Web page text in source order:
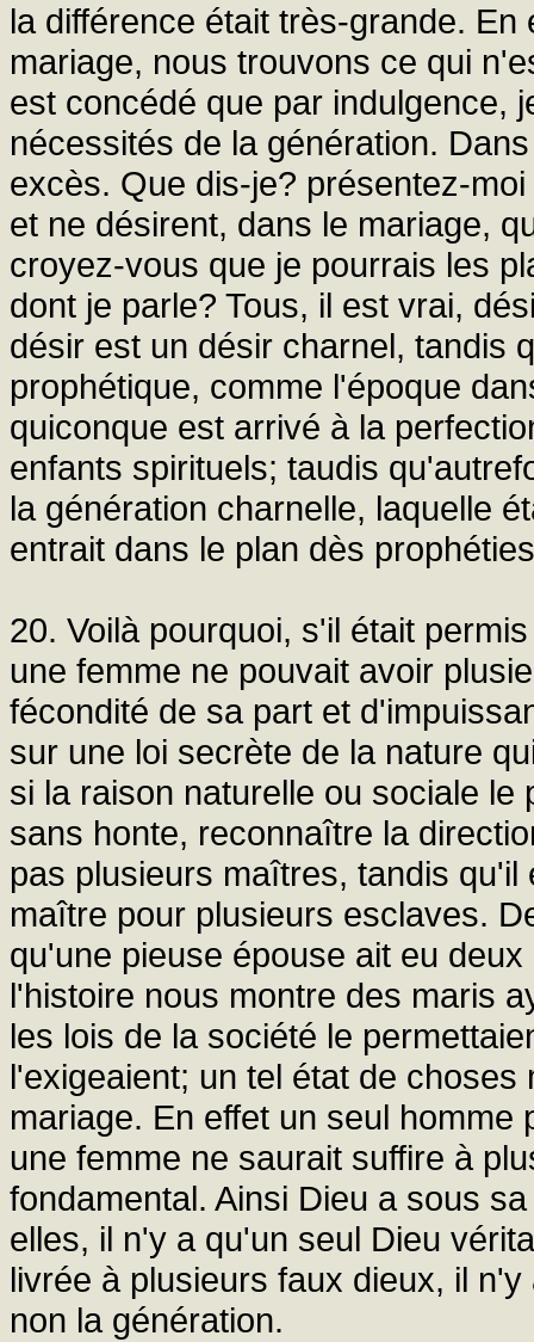
la différence était très-grande.
mariage, nous trouvons ce qui
est concédé que par indulgence,
nécessités de la génération.
excès. Que dis-je? présentez-
et ne désirent, dans le mariage,
croyez-vous que je pourrais les
dont je parle? Tous, il est vrai,
désir est un désir charnel, tandis
prophétique, comme l'époque
quiconque est arrivé à la
enfants spirituels; taudis
la génération charnelle, laquelle
entrait dans le plan dès
20. Voilà pourquoi, s'il était
une femme ne pouvait avoir
fécondité de sa part et
sur une loi secrète de la nature
si la raison naturelle ou sociale
sans honte, reconnaître la
pas plusieurs maîtres, tandis
maître pour plusieurs esclaves.
qu'une pieuse épouse ait eu
l'histoire nous montre des maris
les lois de la société le
l'exigeaient; un tel état de
mariage. En effet un seul
une femme ne saurait suffire à
fondamental. Ainsi Dieu a sous
elles, il n'y a qu'un seul Dieu
livrée à plusieurs faux dieux, il
non la génération.